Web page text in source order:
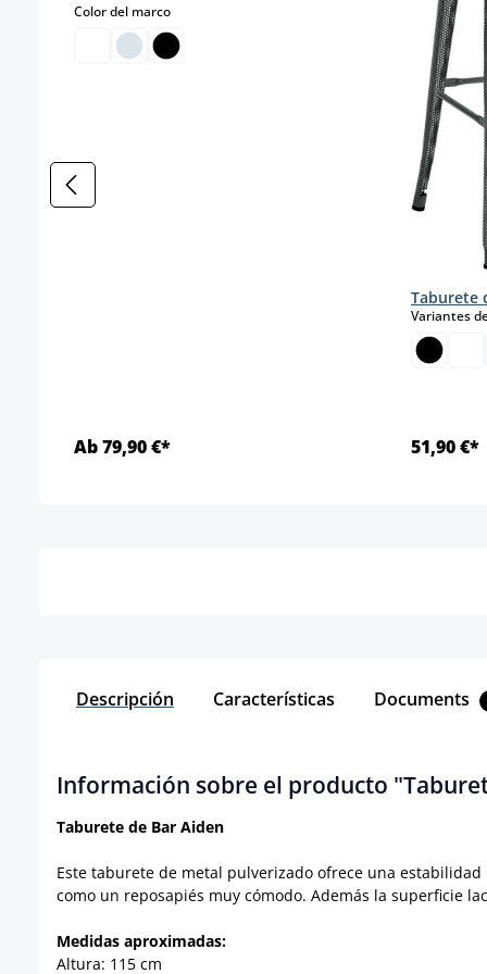
Color del marcoselect
Ab 79,90 €*
Taburete
Variantes
51,90 €*
Descripción Características Documents
Información sobre el producto
Taburete de Bar Aiden
Este taburete de metal pulverizado ofrece una
como un reposapiés muy cómodo. Además la superficie
Medidas aproximadas:
Altura: 115 cm